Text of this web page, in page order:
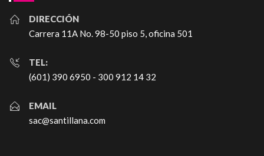
DIRECCIÓN
Carrera 11A No. 98-50 piso 5, oficina 501
TEL:
(601) 390 6950 - 300 912 14 32
EMAIL
sac@santillana.com